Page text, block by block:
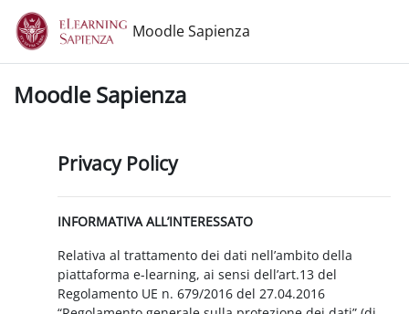
Vai al contenuto principale
Moodle Sapienza
Moodle Sapienza
Privacy Policy
INFORMATIVA ALL’INTERESSATO
Relativa al trattamento dei dati nell’ambito della
piattaforma e-learning, ai sensi dell’art.13 del
Regolamento UE n. 679/2016 del 27.04.2016